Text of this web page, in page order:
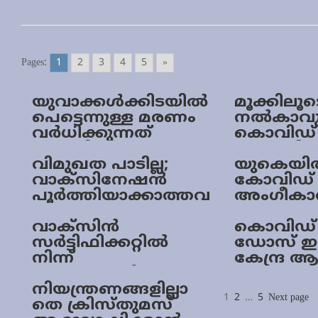
Pages: 1 2 3 4 5 »
യുവാക്കൾക്കിടയിൽ
പെട്ടെന്നുള്ള മരണം
വർധിക്കുന്നത്
വാക്സിനേഷൻ
മൂലമല്ല; ICMR പഠന
റിപ്പോർട്ട്
കൊവിഡ്
വിമുഖത പാടില്ല;
വാക്‌സിനേഷന്‍
പൂര്‍ത്തിയാക്കാത്തവ
കണക്കെടുക്കുമെന്ന്
ആരോഗ്യമന്ത്രി
കോവിഡ്
വാക്‌സിന്‍
സര്‍ട്ടിഫിക്കറ്റില്‍
നിന്ന്
ചിത്രം ഒഴിവാക്കും.
കൊവിഡ്
ഡോസ്
കേന്ദ്ര
ചേരും
നിയന്ത്രണങ്ങളില്ലാ
തെ ക്രിസ്തുമസ്
Posts
pagination
Page
1 Page
2 … Page
5 Next page